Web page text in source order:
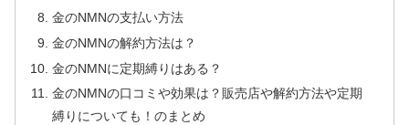
金のNMNの支払い方法
金のNMNの解約方法は？
金のNMNに定期縛りはある？
金のNMNの口コミや効果は？販売店や解約方法や定期
縛りについても！のまとめ